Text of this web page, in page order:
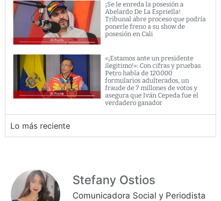
¡Se le enreda la posesión a
Abelardo De La Espriella!
Tribunal abre proceso que podría
ponerle freno a su show de
posesión en Cali
«¡Estamos ante un presidente
ilegitimo!»: Con cifras y pruebas
Petro habla de 120.000
formularios adulterados, un
fraude de 7 millones de votos y
asegura que Iván Cepeda fue el
verdadero ganador
Lo más reciente
Stefany Ostios
Comunicadora Social y Periodista